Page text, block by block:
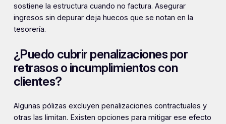
sostiene la estructura cuando no factura. Asegurar
ingresos sin depurar deja huecos que se notan en la
tesorería.
¿Puedo cubrir penalizaciones por
retrasos o incumplimientos con
clientes?
Algunas pólizas excluyen penalizaciones contractuales y
otras las limitan. Existen opciones para mitigar ese efecto